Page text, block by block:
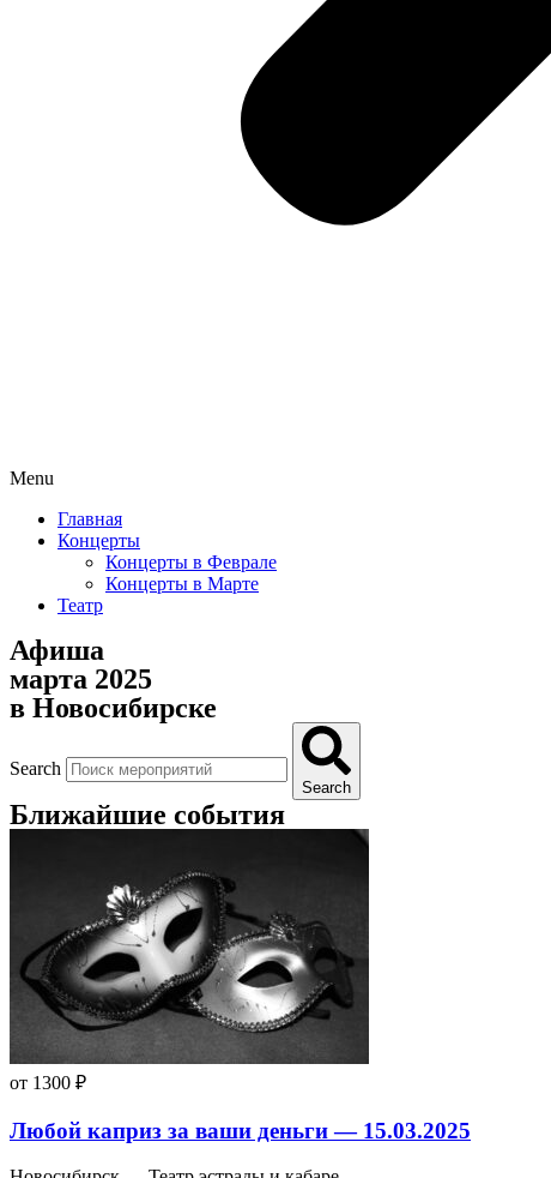
Menu
Главная
Концерты
Концерты в Феврале
Концерты в Марте
Театр
Афиша
марта 2025
в Новосибирске
Search
Search
Ближайшие события
от 1300 ₽
Любой каприз за ваши деньги — 15.03.2025